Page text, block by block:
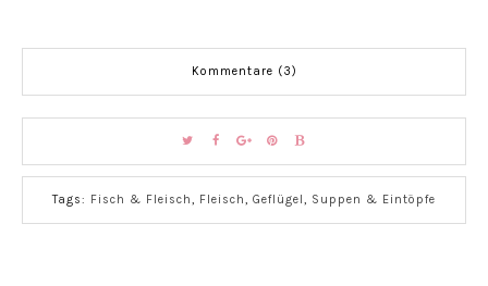
Kommentare (3)
Tags: Fisch & Fleisch Fleisch Geflügel Suppen & Eintöpfe